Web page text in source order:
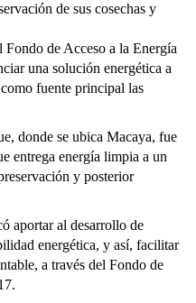
de sus cosechas y
de Acceso a la Energía
una solución energética a
fuente principal las
donde se ubica Macaya, fue
entrega energía limpia a un
y posterior
aportar al desarrollo de
energética, y así, facilitar
a través del Fondo de